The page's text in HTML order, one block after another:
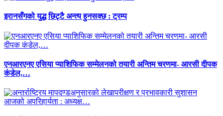
इरानसँगको युद्ध छिट्टै अन्त्य हुनसक्छ : ट्रम्प
एनआरएनए एसिया प्याशिफिक सम्मेलनको तयारी अन्तिम चरणमा- आरसी दीपक
कंडेल,…